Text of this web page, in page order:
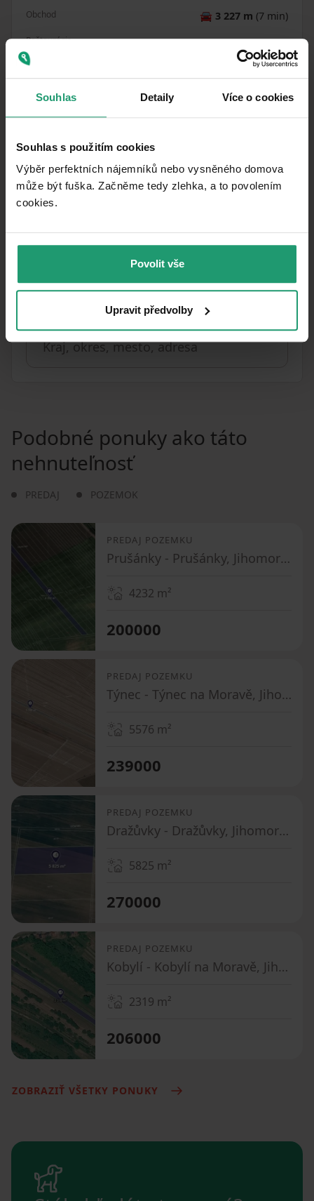
Souhlas Detaily Více o cookies
Souhlas s použitím cookies
Výběr perfektních nájemníků nebo vysněného domova
může být fuška. Začněme tedy zlehka, a to povolením
cookies.​
Povolit vše
Upravit předvolby
Obchod 🚘 3 227 m (7 min)
Reštaurácia
Sportklub Prušánky 5 119 m(10 min)
Lekáreň
Lékárna Primula 6 097 m
Škola
Materská škola
Mateřská škola Prušánky 🚘5 082 m(10 min)
Športovisko
Ihrisko
Dětské hřiště u školky
Vzdialenosť k:
Podobné ponuky ako táto
nehnuteľnosť
PREDAJ POZEMOK
PREDAJ POZEMKU
Prušánky - Prušánky, Jihomoravský kraj
4232 m²
200000
PREDAJ POZEMKU
Týnec - Týnec na Moravě, Jihomoravský kraj
5576 m²
239000
PREDAJ POZEMKU
Dražůvky - Dražůvky, Jihomoravský kraj
5825 m²
270000
PREDAJ POZEMKU
Kobylí - Kobylí na Moravě, Jihomoravský kraj
2319 m²
206000
ZOBRAZIŤ VŠETKY PONUKY